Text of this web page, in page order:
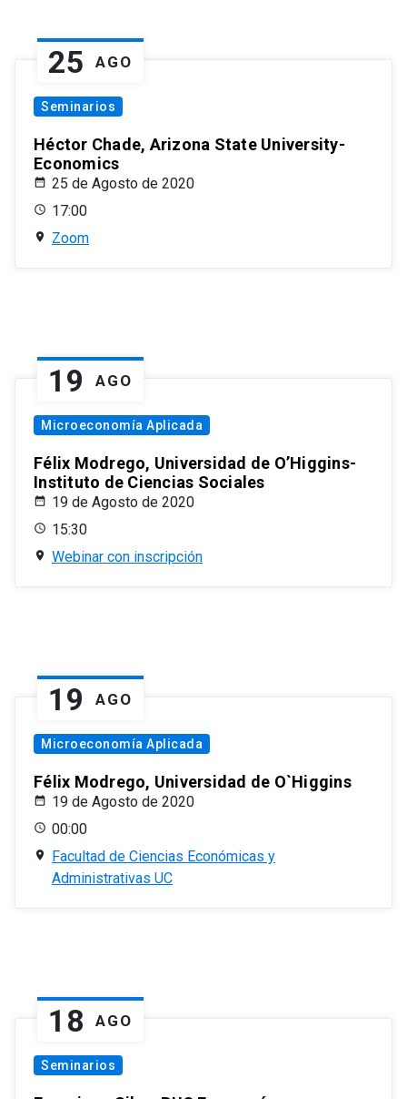
25 AGO
Seminarios
Héctor Chade, Arizona State University-
Economics
25 de Agosto de 2020
17:00
Zoom
19 AGO
Microeconomía Aplicada
Félix Modrego, Universidad de O’Higgins-
Instituto de Ciencias Sociales
19 de Agosto de 2020
15:30
Webinar con inscripción
19 AGO
Microeconomía Aplicada
Félix Modrego, Universidad de O`Higgins
19 de Agosto de 2020
00:00
Facultad de Ciencias Económicas y
Administrativas UC
18 AGO
Seminarios